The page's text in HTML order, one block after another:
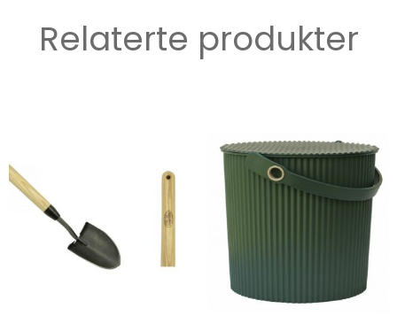
Relaterte produkter